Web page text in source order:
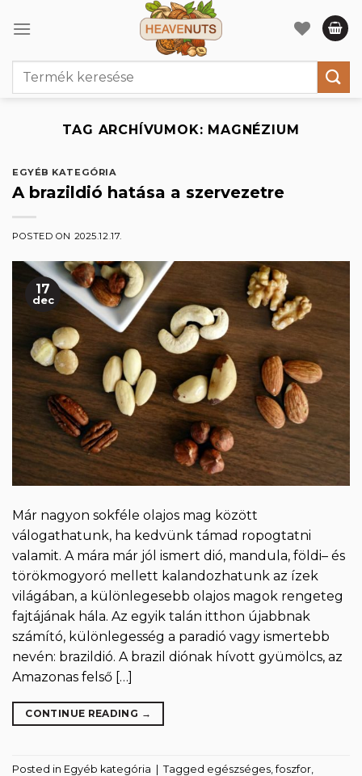
Keresés
TAG ARCHÍVUMOK: MAGNÉZIUM
EGYÉB KATEGÓRIA
A brazildió hatása a szervezetre
POSTED ON 2025.12.17.
17
dec
Már nagyon sokféle olajos mag között
válogathatunk, ha kedvünk támad ropogtatni
valamit. A mára már jól ismert dió, mandula, földi– és
törökmogyoró mellett kalandozhatunk az ízek
világában, a különlegesebb olajos magok rengeteg
fajtájának hála. Az egyik talán itthon újabbnak
számító, különlegesség a paradió vagy ismertebb
nevén: brazildió. A brazil diónak hívott gyümölcs, az
Amazonas felső […]
CONTINUE READING →
Posted in Egyéb kategória | Tagged egészséges ,foszfor